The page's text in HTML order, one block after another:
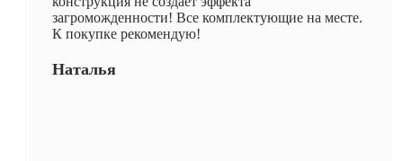
загроможденности! Все комплектующие на месте.
К покупке рекомендую!
Наталья